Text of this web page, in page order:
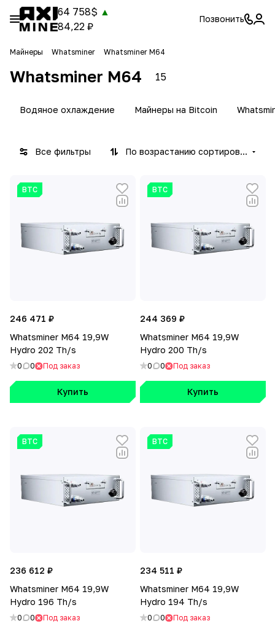
64 758$ ▲
84,22 ₽
Позвонить
Майнеры Whatsminer Whatsminer M64
Whatsminer M64 15
Водяное охлаждение Майнеры на Bitcoin
Все фильтры По возрастанию сортировки
BTC
246 471 ₽
Whatsminer M64 19,9W
Hydro 202 Th/s
0 0 Под заказ
Купить
BTC
244 369 ₽
Whatsminer M64 19,9W
Hydro 200 Th/s
0 0 Под заказ
Купить
BTC
236 612 ₽
Whatsminer M64 19,9W
Hydro 196 Th/s
0 0 Под заказ
BTC
234 511 ₽
Whatsminer M64 19,9W
Hydro 194 Th/s
0 0 Под заказ